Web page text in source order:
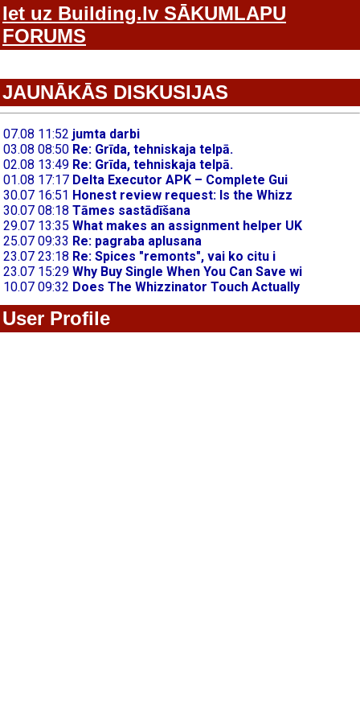
Iet uz Building.lv SĀKUMLAPU
FORUMS
JAUNĀKĀS DISKUSIJAS
User Profile